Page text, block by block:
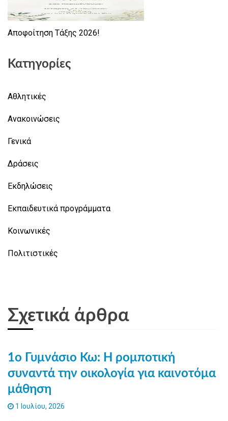
Αποφοίτηση Τάξης 2026!
Κατηγορίες
Αθλητικές
Ανακοινώσεις
Γενικά
Δράσεις
Εκδηλώσεις
Εκπαιδευτικά προγράμματα
Κοινωνικές
Πολιτιστικές
Σχετικά άρθρα
1ο Γυμνάσιο Κω: Η ρομποτική
συναντά την οικολογία για καινοτόμα
μάθηση
1 Ιουλίου, 2026